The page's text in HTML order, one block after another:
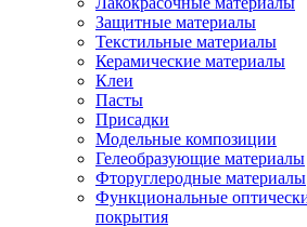
Защитные материалы
Текстильные материалы
Керамические материалы
Клеи
Пасты
Присадки
Модельные композиции
Гелеобразующие материалы
Фторуглеродные материалы
Функциональные
покрытия